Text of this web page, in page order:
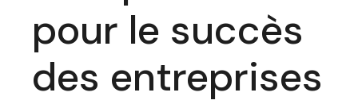
pour le succès
des entreprises